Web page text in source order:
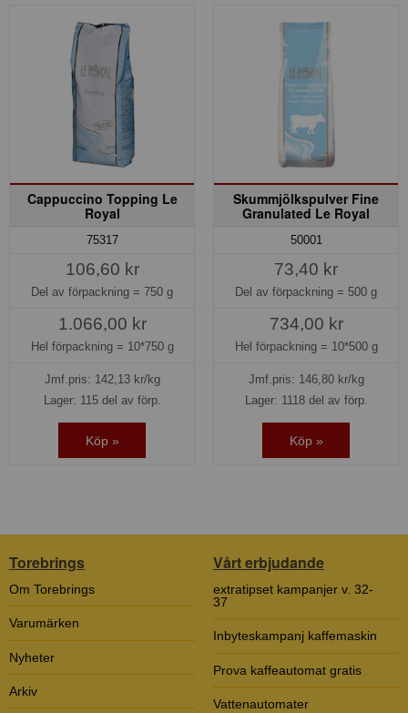
Cappuccino Topping Le
Royal
75317
106,60 kr
Del av förpackning = 750 g
1.066,00 kr
Hel förpackning = 10*750 g
Jmf.pris: 142,13kr/kg
Lager: 115 del av förp.
Köp »
Skummjölkspulver Fine
Granulated Le Royal
50001
73,40 kr
Del av förpackning = 500 g
734,00 kr
Hel förpackning = 10*500 g
Jmf.pris: 146,80kr/kg
Lager: 1118 del av förp.
Köp »
Torebrings
Om Torebrings
Varumärken
Nyheter
Arkiv
Vårt erbjudande
extratipset kampanjer v. 32-
37
Inbyteskampanj kaffemaskin
Prova kaffeautomat gratis
Vattenautomater